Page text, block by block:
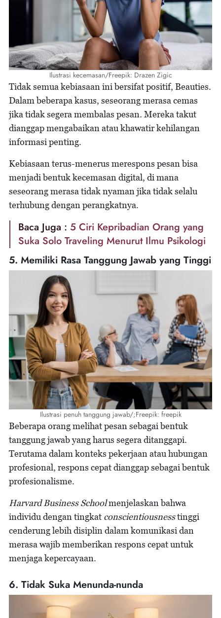
Ilustrasi kecemasan/Freepik: Drazen Zigic
Tidak semua kebiasaan ini bersifat positif, Beauties.
Dalam beberapa kasus, seseorang merasa cemas
jika tidak segera membalas pesan. Mereka takut
dianggap mengabaikan atau khawatir kehilangan
informasi penting.
Kebiasaan terus-menerus merespons pesan bisa
menjadi bentuk kecemasan digital, di mana
seseorang merasa tidak nyaman jika tidak selalu
terhubung dengan perangkatnya.
Baca Juga : 5 Ciri Kepribadian Orang yang
Suka Solo Traveling Menurut Ilmu Psikologi
5. Memiliki Rasa Tanggung Jawab yang Tinggi
Ilustrasi penuh tanggung jawab/;Freepik: freepik
Beberapa orang melihat pesan sebagai bentuk
tanggung jawab yang harus segera ditanggapi.
Terutama dalam konteks pekerjaan atau hubungan
profesional, respons cepat dianggap sebagai bentuk
profesionalisme.
Harvard Business Schoolmenjelaskan bahwa
individu dengan tingkat conscientiousnesstinggi
cenderung lebih disiplin dalam komunikasi dan
merasa wajib memberikan respons cepat untuk
menjaga kepercayaan.
6. Tidak Suka Menunda-nunda